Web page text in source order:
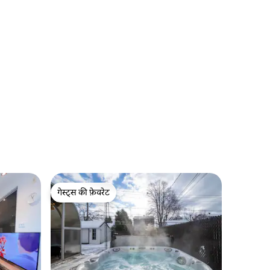
गेस्ट्स की फ़ेवरेट
गेस्ट्स की फ़ेवरेट